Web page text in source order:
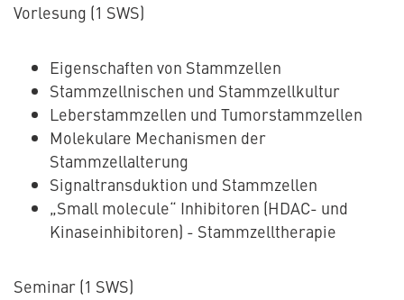
Vorlesung (1 SWS)
Eigenschaften von Stammzellen
Stammzellnischen und Stammzellkultur
Leberstammzellen und Tumorstammzellen
Molekulare Mechanismen der
Stammzellalterung
Signaltransduktion und Stammzellen
„Small molecule“ Inhibitoren (HDAC- und
Kinaseinhibitoren) - Stammzelltherapie
Seminar (1 SWS)